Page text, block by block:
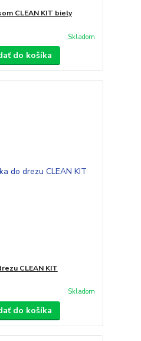
CLEAN KIT biely
Skladom
do košíka
CLEAN KIT
Skladom
do košíka